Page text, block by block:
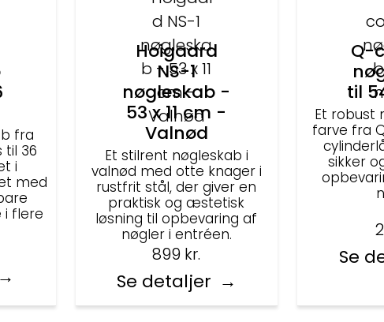
fra
til 36
i
med
i flere
Hoigaard
NS-1
nøgleskab -
53 x 11 cm -
Valnød
Et stilrent nøgleskab i
valnød med otte knager i
rustfrit stål, der giver en
praktisk og æstetisk
løsning til opbevaring af
nøgler i entréen.
899 kr.
Se detaljer
Q-
til
Et robust
farve fra
sikker
Se